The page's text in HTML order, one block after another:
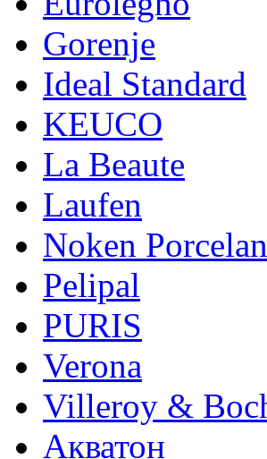
Gorenje
Ideal Standard
KEUCO
La Beaute
Laufen
Noken
Pelipal
PURIS
Verona
Villeroy &
Акватон